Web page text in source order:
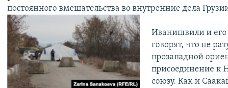
постоянного вмешательства во внутренние дела
Иванишвили и
говорят, что не
прозападной
присоединение к
союзу. Как и